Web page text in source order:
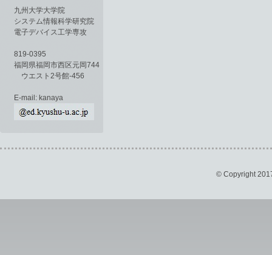
九州大学大学院
システム情報科学研究院
電子デバイス工学専攻
819-0395
福岡県福岡市西区元岡744
ウエスト2号館-456
E-mail: kanaya
© Copyright